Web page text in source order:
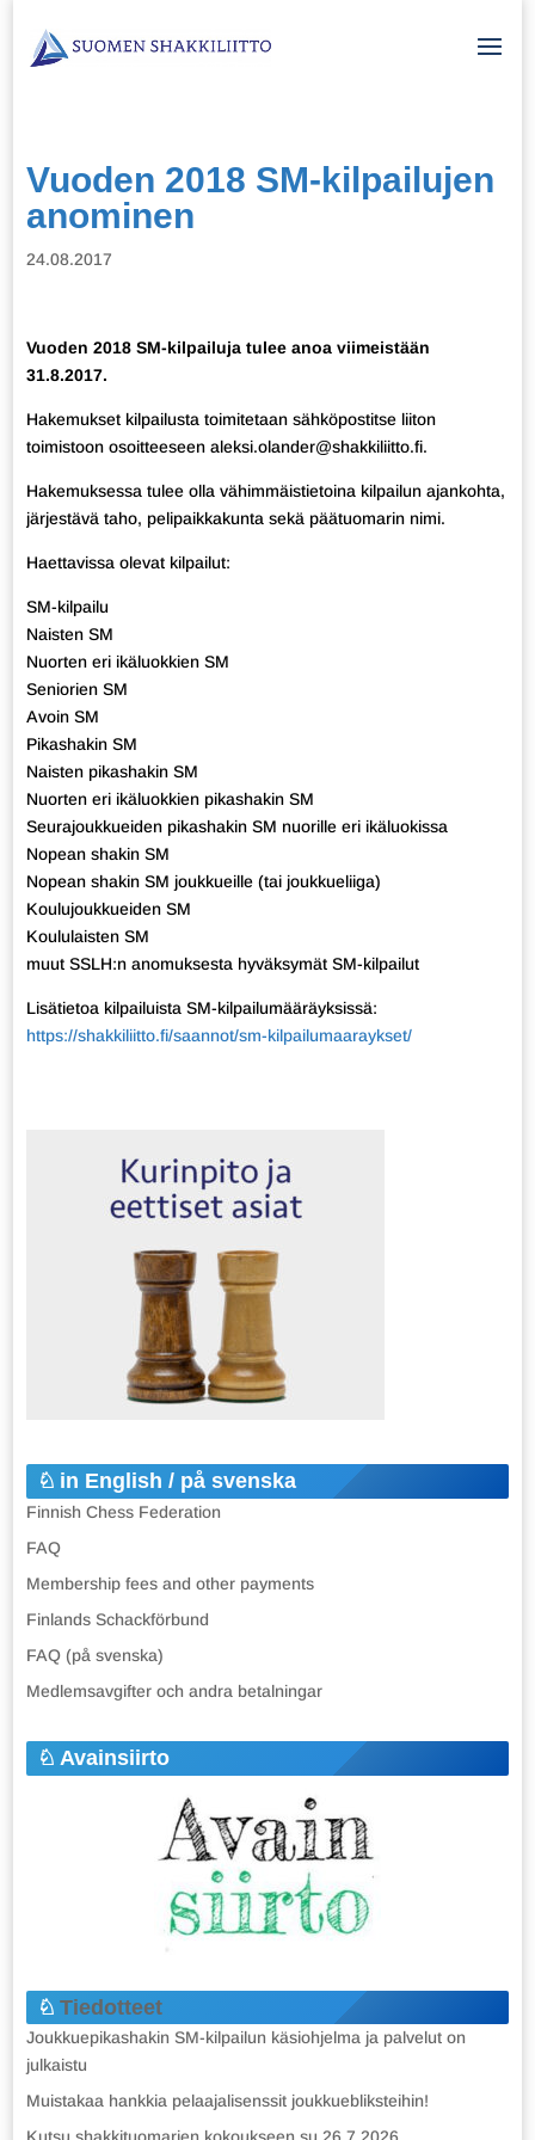
Vuoden 2018 SM-kilpailujen
anominen
24.08.2017
Vuoden 2018 SM-kilpailuja tulee anoa viimeistään
31.8.2017.
Hakemukset kilpailusta toimitetaan sähköpostitse liiton
toimistoon osoitteeseen aleksi.olander@shakkiliitto.fi.
Hakemuksessa tulee olla vähimmäistietoina kilpailun ajankohta,
järjestävä taho, pelipaikkakunta sekä päätuomarin nimi.
Haettavissa olevat kilpailut:
SM-kilpailu
Naisten SM
Nuorten eri ikäluokkien SM
Seniorien SM
Avoin SM
Pikashakin SM
Naisten pikashakin SM
Nuorten eri ikäluokkien pikashakin SM
Seurajoukkueiden pikashakin SM nuorille eri ikäluokissa
Nopean shakin SM
Nopean shakin SM joukkueille (tai joukkueliiga)
Koulujoukkueiden SM
Koululaisten SM
muut SSLH:n anomuksesta hyväksymät SM-kilpailut
Lisätietoa kilpailuista SM-kilpailumääräyksissä:
https://shakkiliitto.fi/saannot/sm-kilpailumaaraykset/
in English / på svenska
Finnish Chess Federation
FAQ
Membership fees and other payments
Finlands Schackförbund
FAQ (på svenska)
Medlemsavgifter och andra betalningar
Avainsiirto
Tiedotteet
Joukkuepikashakin SM-kilpailun käsiohjelma ja palvelut on
julkaistu
Muistakaa hankkia pelaajalisenssit joukkuebliksteihin!